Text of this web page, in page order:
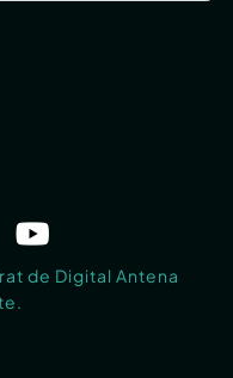
de Digital Antena